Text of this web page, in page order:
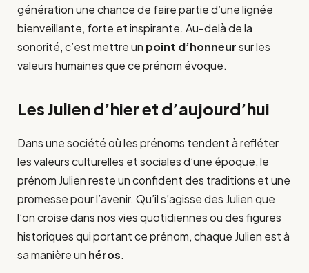
génération une chance de faire partie d’une lignée
bienveillante, forte et inspirante. Au-delà de la
sonorité, c’est mettre un point d’honneursur les
valeurs humaines que ce prénom évoque.
Les Julien d’hier et d’aujourd’hui
Dans une société où les prénoms tendent à refléter
les valeurs culturelles et sociales d’une époque, le
prénom Julien reste un confident des traditions et une
promesse pour l’avenir. Qu’il s’agisse des Julien que
l’on croise dans nos vies quotidiennes ou des figures
historiques qui portant ce prénom, chaque Julien est à
sa manière un héros.